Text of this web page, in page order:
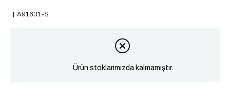
A91631-S
Ürün stoklarımızda kalmamıştır.